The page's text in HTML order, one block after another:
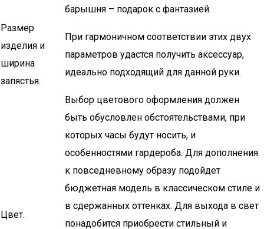
барышня – подарок с фантазией.
Размер
изделия и
ширина
запястья.
При гармоничном соответствии этих двух
параметров удастся получить аксессуар,
идеально подходящий для данной руки.
Цвет.
Выбор цветового оформления должен
быть обусловлен обстоятельствами, при
которых часы будут носить, и
особенностями гардероба. Для дополнения
к повседневному образу подойдет
бюджетная модель в классическом стиле и
в сдержанных оттенках. Для выхода в свет
понадобится приобрести стильный и